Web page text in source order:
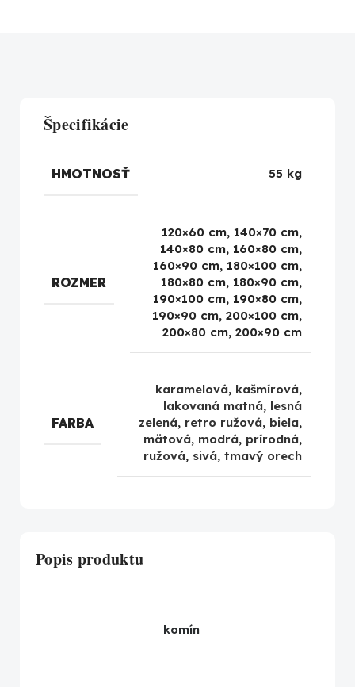
Popis produktu
komín
Špecifikácie
HMOTNOSŤ 55 kg
ROZMER
120×60 cm, 140×70 cm,
140×80 cm, 160×80 cm,
160×90 cm, 180×100 cm,
180×80 cm, 180×90 cm,
190×100 cm, 190×80 cm,
190×90 cm, 200×100 cm,
200×80 cm, 200×90 cm
FARBA
karamelová, kašmírová,
lakovaná matná, lesná
zelená, retro ružová, biela,
mätová, modrá, prírodná,
ružová, sivá, tmavý orech